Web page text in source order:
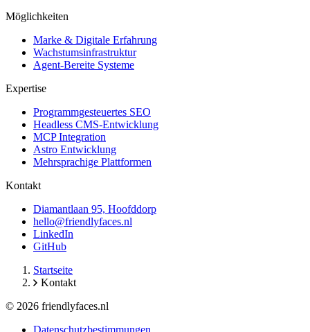
Möglichkeiten
Marke & Digitale Erfahrung
Wachstumsinfrastruktur
Agent-Bereite Systeme
Expertise
Programmgesteuertes SEO
Headless CMS-Entwicklung
MCP Integration
Astro Entwicklung
Mehrsprachige Plattformen
Kontakt
Diamantlaan 95, Hoofddorp
hello@friendlyfaces.nl
LinkedIn
GitHub
Startseite
Kontakt
© 2026 friendlyfaces.nl